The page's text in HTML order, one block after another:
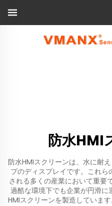
防水HMI
防水HMIスクリーンは、水に耐
プのディスプレイです。これ
される多くの産業において重要
過酷な環境下でも企業が円滑
HMIスクリーンを製造していま